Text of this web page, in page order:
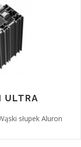
ULTRA
słupek Aluron